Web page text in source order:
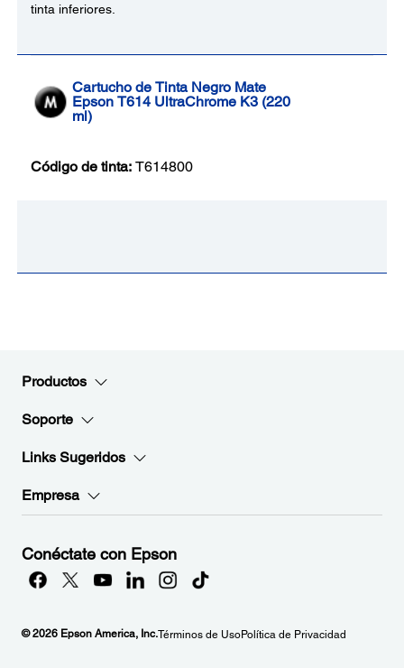
tinta inferiores.
Cartucho de Tinta Negro Mate
Epson T614 UltraChrome K3 (220
ml)
Código de tinta: T614800
Productos
Soporte
Links Sugeridos
Empresa
Conéctate con Epson
© 2026 Epson America, Inc.Términos de UsoPolítica de Privacidad